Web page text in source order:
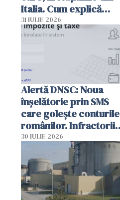
Italia. Cum explică
autoritățile
31 IULIE 2026
Alertă DNSC: Noua
înșelătorie prin SMS
care golește conturile
românilor. Infractorii
folosesc numele
Ghișeul.ro și al Poliției
Române
30 IULIE 2026